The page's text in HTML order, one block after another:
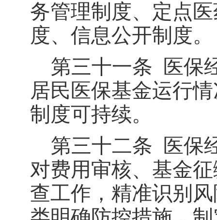
务管理制度、定点
度、信息公开制度。
第三十一条
医保
居民医保基金运行
制度可持续。
第三十二条
医保
对费用审核、基金
查工作，精准识别